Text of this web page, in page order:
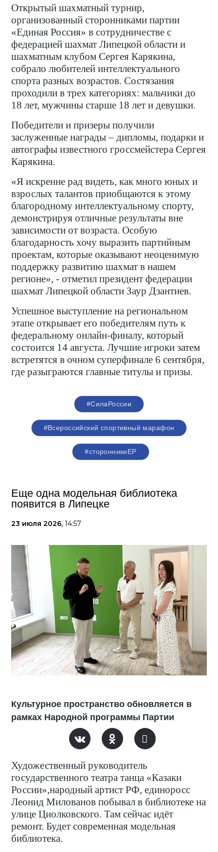
Открытый шахматный турнир,
организованный сторонниками партии
«Единая Россия» в сотрудничестве с
федерацией шахмат Липецкой области и
шахматным клубом Сергея Карякина,
собрало любителей интеллектуального
спорта разных возрастов. Состязания
проходили в трех категориях: мальчики до
18 лет, мужчины старше 18 лет и девушки.
Победители и призеры получили
заслуженные награды – дипломы, подарки и
автографы известного гроссмейстера Сергея
Карякина.
«Я искренне рад видеть, как много юных и
взрослых талантов приобщаются к этому
благородному интеллектуальному спорту,
демонстрируя отличные результаты вне
зависимости от возраста. Особую
благодарность хочу выразить партийным
проектам, которые оказывают неоценимую
поддержку развитию шахмат в нашем
регионе», - отметил президент федерации
шахмат Липецкой области Заур Дзантиев.
Успешное выступление на региональном
этапе открывает его победителям путь к
федеральному онлайн-финалу, который
состоится 14 августа. Лучшие игроки затем
встретятся в очном суперфинале 6 сентября,
где разыграются главные титулы и призы.
#СилаРоссии
#Всероссийский спортивный марафон
#сторонникиЕР
Еще одна модельная библиотека
появится в Липецке
23 июля 2026, 14:57
Культурное пространство обновляется в
рамках Народной программы Партии
Художественный руководитель
государственного театра танца «Казаки
России»,народный артист РФ, единоросс
Леонид Милованов побывал в библиотеке на
улице Циолковского. Там сейчас идёт
ремонт. Будет современная модельная
библиотека.